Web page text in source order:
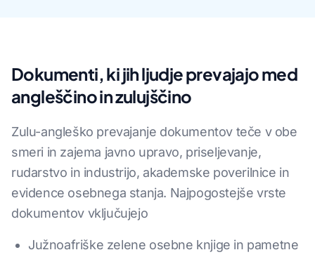
Dokumenti, ki jih ljudje prevajajo med
angleščino in zulujščino
Zulu-angleško prevajanje dokumentov teče v obe
smeri in zajema javno upravo, priseljevanje,
rudarstvo in industrijo, akademske poverilnice in
evidence osebnega stanja. Najpogostejše vrste
dokumentov vključujejo
Južnoafriške zelene osebne knjige in pametne